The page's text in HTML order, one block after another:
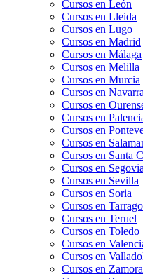
Cursos en León
Cursos en Lleida
Cursos en Lugo
Cursos en Madrid
Cursos en Málaga
Cursos en Melilla
Cursos en Murcia
Cursos en Navarra
Cursos en
Cursos en
Cursos en
Cursos en
Cursos en Santa
Cursos en Segovia
Cursos en Sevilla
Cursos en Soria
Cursos en
Cursos en Teruel
Cursos en Toledo
Cursos en
Cursos en
Cursos en Zamora